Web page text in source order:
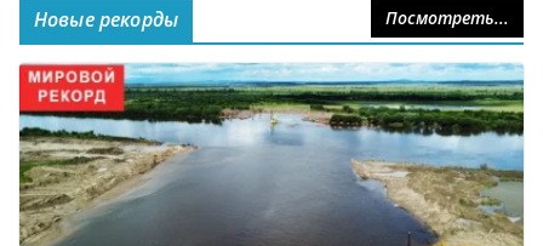
Новые рекорды Посмотреть...